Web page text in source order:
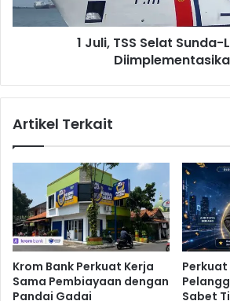
a
p
P
o
o
K
e
s
e
h
S
S
S
a
-
L
o
b
o
1 Juli, TSS Selat
Artikel Terkait
Krom Bank Perkuat Kerja
Sama Pembiayaan dengan
Pandai Gadai
Sabet